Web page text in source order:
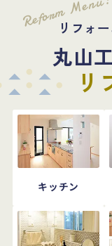
Reform Menu!
リフォ
丸山
リ
キッチン